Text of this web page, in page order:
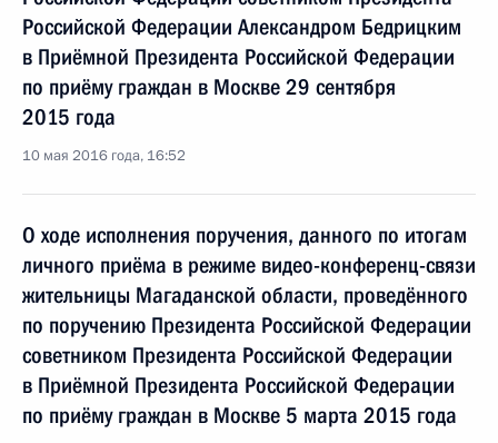
Российской Федерации Александром Бедрицким
в Приёмной Президента Российской Федерации
по приёму граждан в Москве 29 сентября
2015 года
10 мая 2016 года, 16:52
О ходе исполнения поручения, данного по итогам
личного приёма в режиме видео-конференц-связи
жительницы Магаданской области, проведённого
по поручению Президента Российской Федерации
советником Президента Российской Федерации
в Приёмной Президента Российской Федерации
по приёму граждан в Москве 5 марта 2015 года